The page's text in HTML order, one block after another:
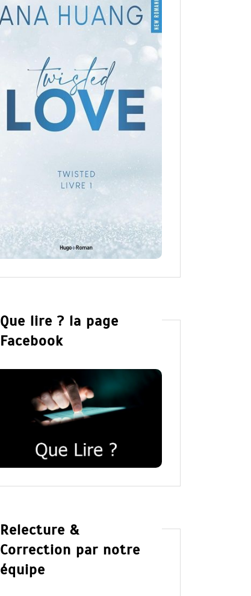
Que lire ? la page
Facebook
Relecture &
Correction par notre
équipe